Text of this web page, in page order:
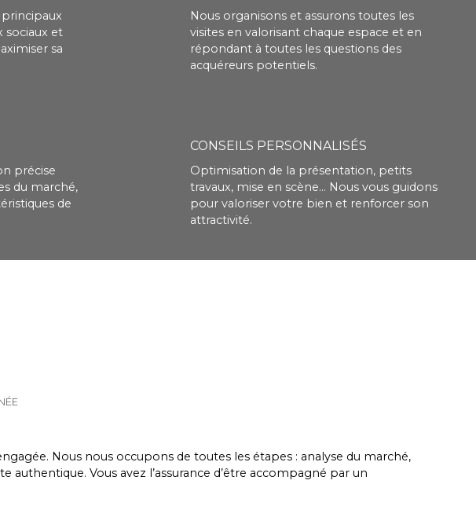
sociaux et
sa
Nous organisons et assurons toutes les
visites en valorisant chaque espace et en
répondant à toutes les questions des
acquéreurs potentiels.
précise
du marché,
de
CONSEILS PERSONNALISÉS
Optimisation de la présentation, petits
travaux, mise en scène… Nous vous guidons
pour valoriser votre bien et renforcer son
attractivité.
Nous nous occupons de toutes les étapes : analyse du marché,
authentique. Vous avez l’assurance d’être accompagné par un